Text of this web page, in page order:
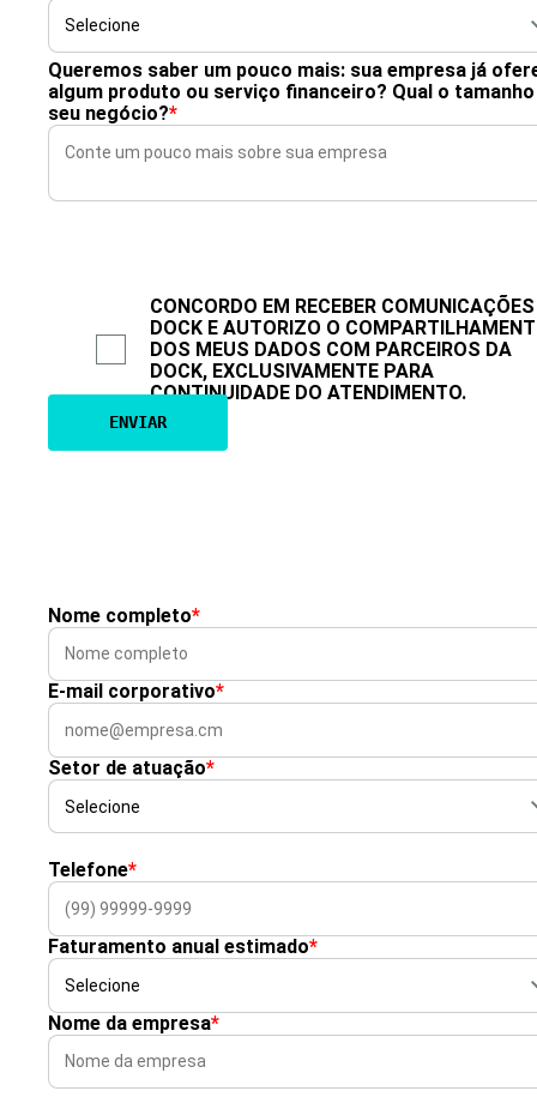
Queremos saber um pouco mais: sua empresa já
algum produto ou serviço financeiro? Qual o
seu negócio?*
CONCORDO EM RECEBER
DOCK E AUTORIZO O
DOS MEUS DADOS COM PARCEIROS DA
DOCK, EXCLUSIVAMENTE PARA
CONTINUIDADE DO ATENDIMENTO.
Nome completo*
E-mail corporativo*
Setor de atuação*
Telefone*
Faturamento anual estimado*
Nome da empresa*